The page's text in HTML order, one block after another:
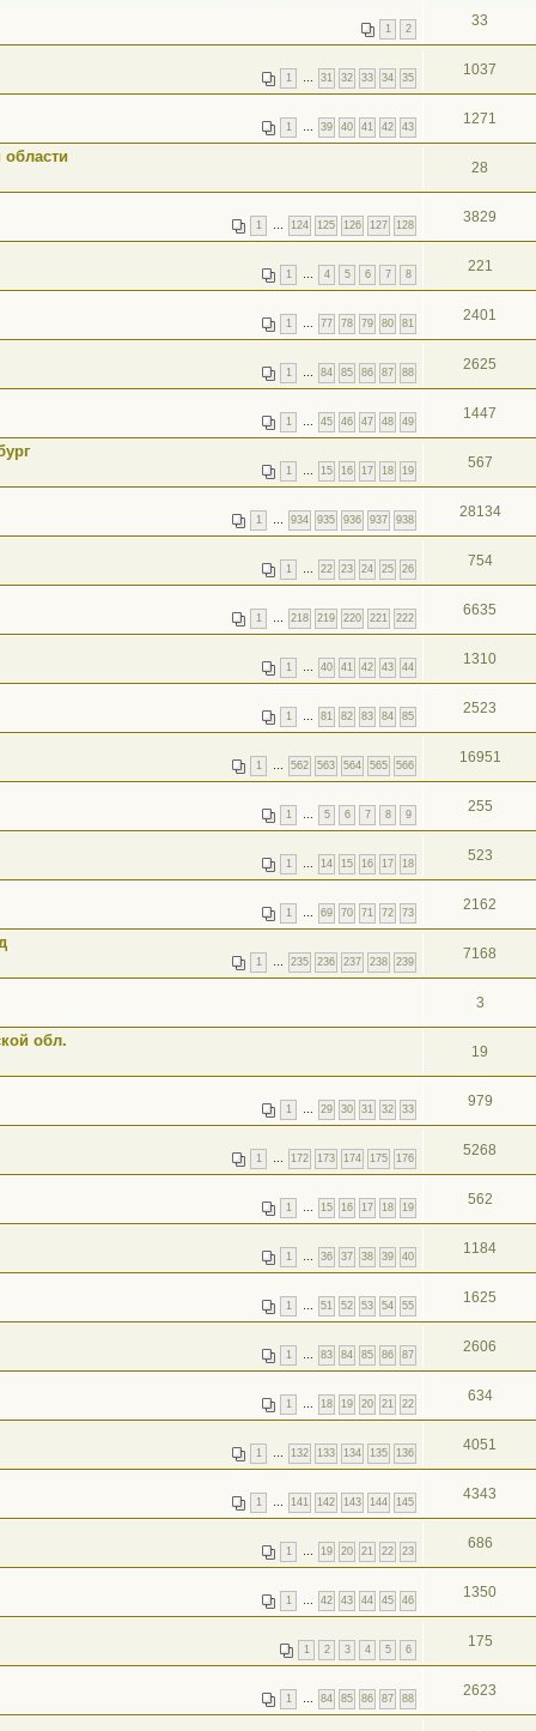
1 2 33
1 … 31 32 33 34 35 1037
1 … 39 40 41 42 43 1271
28
1 … 124 125 126 127 128 3829
1 … 4 5 6 7 8 221
1 … 77 78 79 80 81 2401
1 … 84 85 86 87 88 2625
1 … 45 46 47 48 49 1447
1 … 15 16 17 18 19 567
1 … 934 935 936 937 938 28134
1 … 22 23 24 25 26 754
1 … 218 219 220 221 222 6635
1 … 40 41 42 43 44 1310
1 … 81 82 83 84 85 2523
1 … 562 563 564 565 566 16951
1 … 5 6 7 8 9 255
1 … 14 15 16 17 18 523
1 … 69 70 71 72 73 2162
1 … 235 236 237 238 239 7168
3
обл.
19
1 … 29 30 31 32 33 979
1 … 172 173 174 175 176 5268
1 … 15 16 17 18 19 562
1 … 36 37 38 39 40 1184
1 … 51 52 53 54 55 1625
1 … 83 84 85 86 87 2606
1 … 18 19 20 21 22 634
1 … 132 133 134 135 136 4051
1 … 141 142 143 144 145 4343
1 … 19 20 21 22 23 686
1 … 42 43 44 45 46 1350
1 2 3 4 5 6 175
1 … 84 85 86 87 88 2623